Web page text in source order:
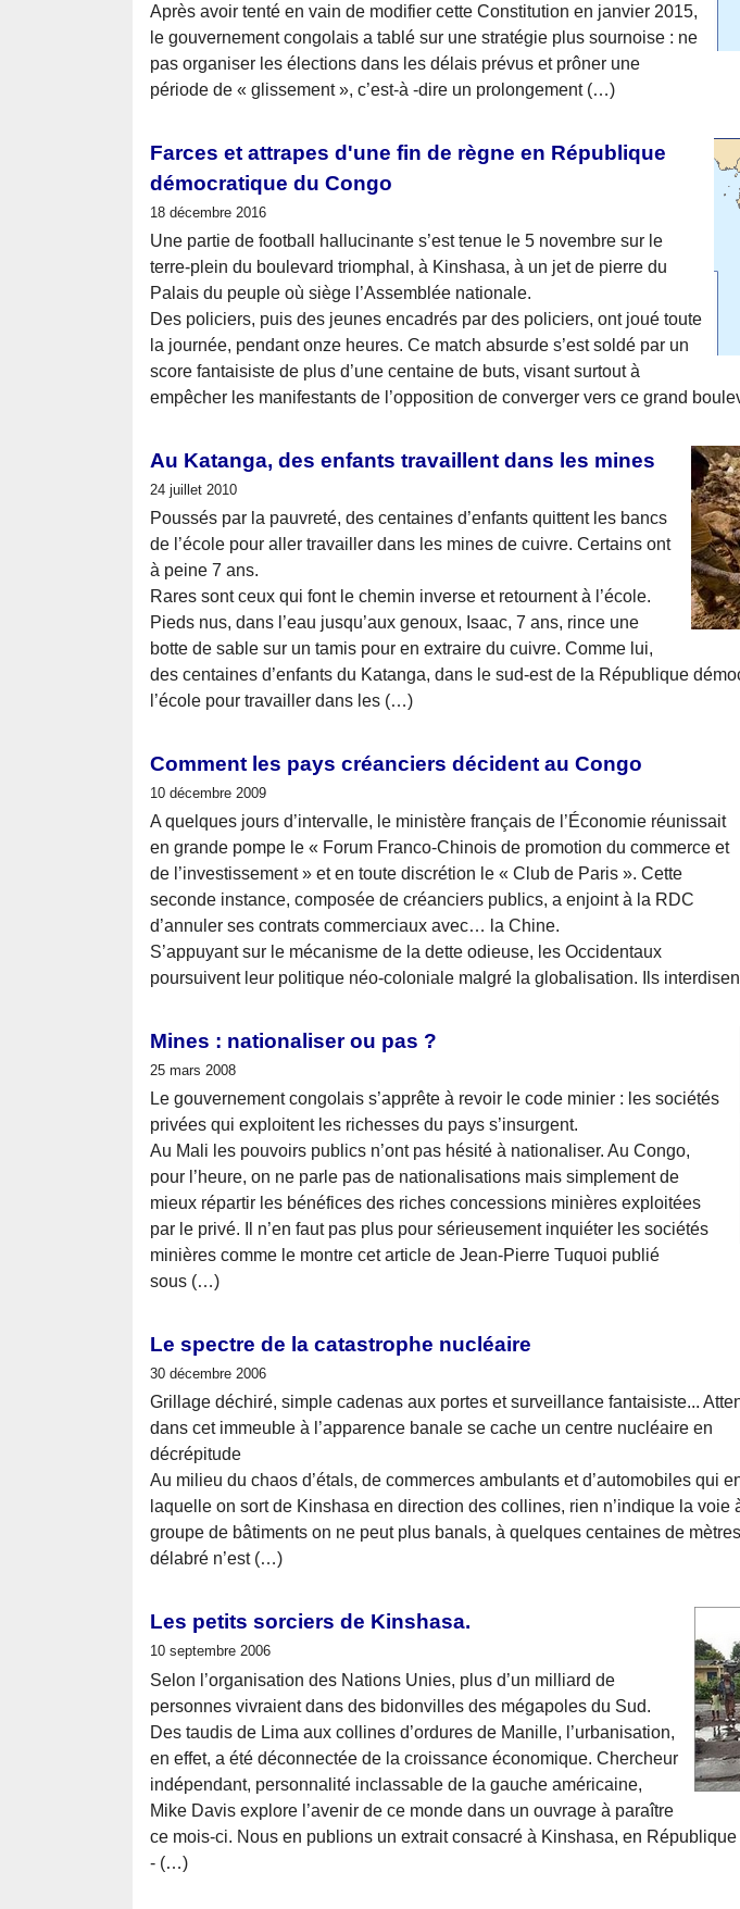
Après avoir tenté en vain de modifier cette Constitution en janvier 2015,
le gouvernement congolais a tablé sur une stratégie plus sournoise : ne
pas organiser les élections dans les délais prévus et prôner une
période de « glissement », c’est-à -dire un prolongement (…)
Farces et attrapes d'une fin de règne en République
démocratique du Congo
18 décembre 2016
Une partie de football hallucinante s’est tenue le 5 novembre sur le
terre-plein du boulevard triomphal, à Kinshasa, à un jet de pierre du
Palais du peuple où siège l’Assemblée nationale.
Des policiers, puis des jeunes encadrés par des policiers, ont joué toute
la journée, pendant onze heures. Ce match absurde s’est soldé par un
score fantaisiste de plus d’une centaine de buts, visant surtout à
empêcher les manifestants de l’opposition de converger vers ce grand
Au Katanga, des enfants travaillent dans les mines
24 juillet 2010
Poussés par la pauvreté, des centaines d’enfants quittent les bancs
de l’école pour aller travailler dans les mines de cuivre. Certains ont
à peine 7 ans.
Rares sont ceux qui font le chemin inverse et retournent à l’école.
Pieds nus, dans l’eau jusqu’aux genoux, Isaac, 7 ans, rince une
botte de sable sur un tamis pour en extraire du cuivre. Comme lui,
des centaines d’enfants du Katanga, dans le sud-est de la République
l’école pour travailler dans les (…)
Comment les pays créanciers décident au Congo
10 décembre 2009
A quelques jours d’intervalle, le ministère français de l’Économie réunissait
en grande pompe le « Forum Franco-Chinois de promotion du commerce et
de l’investissement » et en toute discrétion le « Club de Paris ». Cette
seconde instance, composée de créanciers publics, a enjoint à la RDC
d’annuler ses contrats commerciaux avec… la Chine.
S’appuyant sur le mécanisme de la dette odieuse, les Occidentaux
poursuivent leur politique néo-coloniale malgré la globalisation. Ils
Mines : nationaliser ou pas ?
25 mars 2008
Le gouvernement congolais s’apprête à revoir le code minier : les sociétés
privées qui exploitent les richesses du pays s’insurgent.
Au Mali les pouvoirs publics n’ont pas hésité à nationaliser. Au Congo,
pour l’heure, on ne parle pas de nationalisations mais simplement de
mieux répartir les bénéfices des riches concessions minières exploitées
par le privé. Il n’en faut pas plus pour sérieusement inquiéter les sociétés
minières comme le montre cet article de Jean-Pierre Tuquoi publié
sous (…)
Le spectre de la catastrophe nucléaire
30 décembre 2006
Grillage déchiré, simple cadenas aux portes et surveillance fantaisiste...
dans cet immeuble à l’apparence banale se cache un centre nucléaire en
décrépitude
Au milieu du chaos d’étals, de commerces ambulants et d’automobiles qui
laquelle on sort de Kinshasa en direction des collines, rien n’indique la voie
groupe de bâtiments on ne peut plus banals, à quelques centaines de
délabré n’est (…)
Les petits sorciers de Kinshasa.
10 septembre 2006
Selon l’organisation des Nations Unies, plus d’un milliard de
personnes vivraient dans des bidonvilles des mégapoles du Sud.
Des taudis de Lima aux collines d’ordures de Manille, l’urbanisation,
en effet, a été déconnectée de la croissance économique. Chercheur
indépendant, personnalité inclassable de la gauche américaine,
Mike Davis explore l’avenir de ce monde dans un ouvrage à paraître
ce mois-ci. Nous en publions un extrait consacré à Kinshasa, en
- (…)